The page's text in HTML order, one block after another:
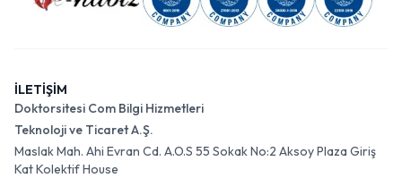
İLETİŞİM
Doktorsitesi Com Bilgi Hizmetleri
Teknoloji ve Ticaret A.Ş.
Maslak Mah. Ahi Evran Cd. A.O.S 55 Sokak No:2 Aksoy Plaza Giriş
Kat Kolektif House